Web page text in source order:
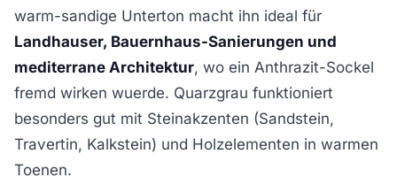
warm-sandige Unterton macht ihn ideal für
Landhauser, Bauernhaus-Sanierungen und
mediterrane Architektur, wo ein Anthrazit-Sockel
fremd wirken wuerde. Quarzgrau funktioniert
besonders gut mit Steinakzenten (Sandstein,
Travertin, Kalkstein) und Holzelementen in warmen
Toenen.